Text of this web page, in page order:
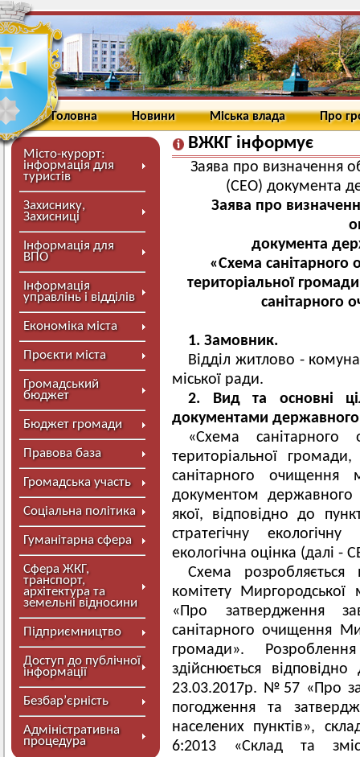
Головна Новини Міська влада Про
Місто-курорт:
інформація для
туристів
Захиснику,
Захисниці
Інформація для
ВПО
Інформація
управлінь і відділів
Економіка міста
Проєкти міста
Громадський
бюджет
Бюджет громади
Правова база
Громадська участь
Соціальна політика
Гуманітарна сфера
Сфера ЖКГ,
транспорт,
архітектура та
земельні відносини
Підприємництво
Доступ до публічної
інформації
Безбар’єрність
Адміністративна
процедура
ВЖКГ інформує
Заява про визначення
(СЕО) документа
Заява про
документа
«Схема санітарного
територіальної
санітарного
1. Замовник.
Відділ житлово -
міської ради.
2. Вид та основні
документами
«Схема санітарного
територіальної
санітарного
документом державного
якої, відповідно до
стратегічну
екологічна оцінка (далі -
Схема розробляється
комітету
«Про затвердження
санітарного очищення
громади».
здійснюється
23.03.2017р. №57 «Про
погодження та
населених пунктів»,
6:2013 «Склад та